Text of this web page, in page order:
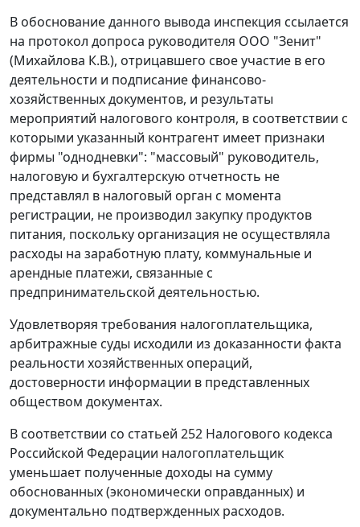
В обоснование данного вывода инспекция ссылается
на протокол допроса руководителя ООО "Зенит"
(Михайлова К.В.), отрицавшего свое участие в его
деятельности и подписание финансово-
хозяйственных документов, и результаты
мероприятий налогового контроля, в соответствии с
которыми указанный контрагент имеет признаки
фирмы "однодневки": "массовый" руководитель,
налоговую и бухгалтерскую отчетность не
представлял в налоговый орган с момента
регистрации, не производил закупку продуктов
питания, поскольку организация не осуществляла
расходы на заработную плату, коммунальные и
арендные платежи, связанные с
предпринимательской деятельностью.
Удовлетворяя требования налогоплательщика,
арбитражные суды исходили из доказанности факта
реальности хозяйственных операций,
достоверности информации в представленных
обществом документах.
В соответствии со статьей 252 Налогового кодекса
Российской Федерации налогоплательщик
уменьшает полученные доходы на сумму
обоснованных (экономически оправданных) и
документально подтвержденных расходов.